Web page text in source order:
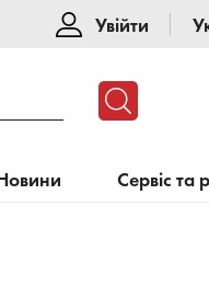
Увійти
Сервіс та